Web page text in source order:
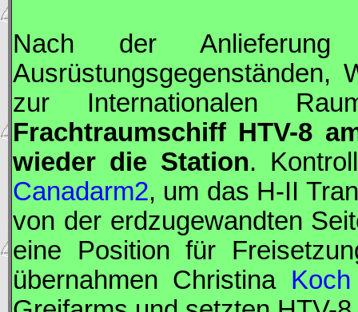
Nach der
Ausrüstungsgegenständen,
zur Internationalen
Frachtraumschiff HTV-8
wieder die Station.
Canadarm2, um das H-II
von der erdzugewandten
eine Position für
übernahmen Christina Koch